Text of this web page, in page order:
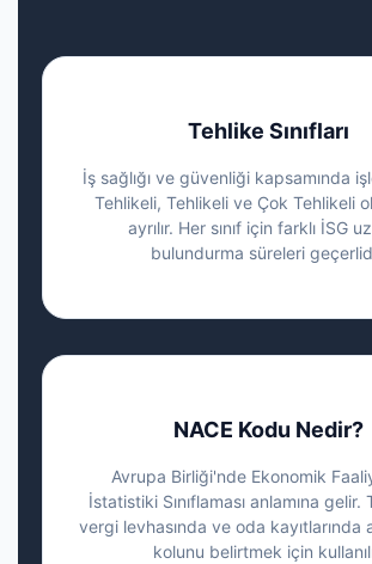
Tehlike Sınıfları
İş sağlığı ve güvenliği kapsamında
Tehlikeli, Tehlikeli ve Çok Tehlikeli
ayrılır. Her sınıf için farklı İSG
bulundurma süreleri
NACE Kodu Nedir?
Avrupa Birliği'nde Ekonomik
İstatistiki Sınıflaması anlamına
vergi levhasında ve oda kayıtlarında
kolunu belirtmek için